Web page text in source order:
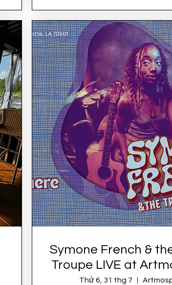
Symone French &
Troupe LIVE at
Thứ 6, 31 thg 7